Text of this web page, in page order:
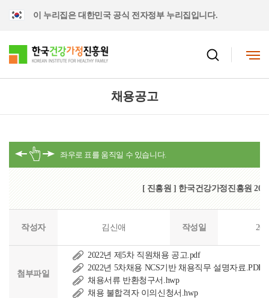
이 누리집은 대한민국 공식 전자정부 누리집입니다.
채용공고
[ 진흥원 ] 한국건강가정진흥원
작성자 김신애 작성일
첨부파일
2022년 제5차 직원채용 공고.pdf
2022년 5차채용 NCS기반 채용직무 설명자료.PDF
채용서류 반환청구서.hwp
채용 불합격자 이의신청서.hwp